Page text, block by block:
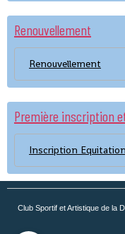
Renouvellement
Renouvellement
Première inscription
Inscription Equitation
Club Sportif et Artistique de la